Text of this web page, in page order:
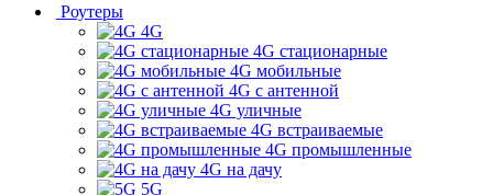
Роутеры
4G
4G стационарные
4G мобильные
4G с антенной
4G уличные
4G встраиваемые
4G промышленные
4G на дачу
5G